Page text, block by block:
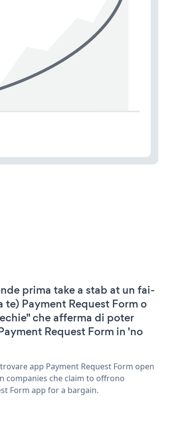
prima take a stab at un fai-
te) Payment Request Form o
che afferma di poter
Request Form in 'no
app Payment Request Form open
companies che claim to offrono
Form app for a bargain.